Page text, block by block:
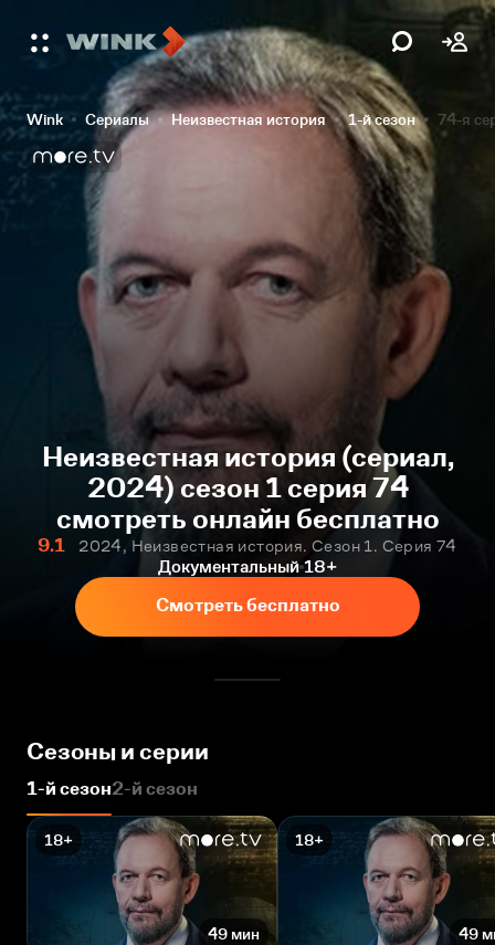
Wink Сериалы Неизвестная история 1-й сезон 74-я
Неизвестная история (сериал,
2024) сезон 1 серия 74
смотреть онлайн бесплатно
9.1
2024, Неизвестная история. Сезон 1. Серия 74
Документальный 18+
Смотреть бесплатно
Сезоны и серии
1-й сезон2-й сезон
18+
49 мин
18+
49